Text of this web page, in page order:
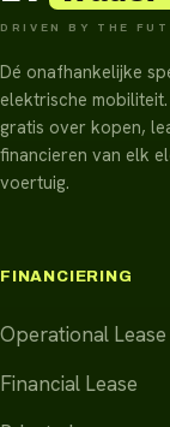
DRIVEN BY THE
Dé onafhankelijke
elektrische
gratis over kopen,
financieren van elk
voertuig.
FINANCIERING
Operational Lease
Financial Lease